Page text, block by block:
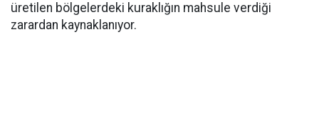
üretilen bölgelerdeki kuraklığın mahsule verdiği
zarardan kaynaklanıyor.